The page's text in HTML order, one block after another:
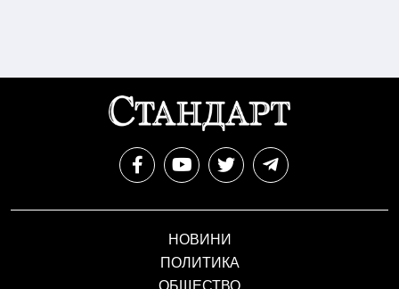
НОВИНИ
ПОЛИТИКА
ОБЩЕСТВО